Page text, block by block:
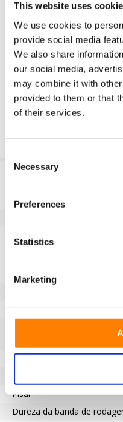
This website uses
We use cookies to
provide social media
We also share
our social media,
may combine it with
provided to them or that
of their services.
Selection
Necessary
Preferences
Statistics
Marketing
Estimated time:2
serviço de urgência).
Deixe-nos saber!
Peça parte OE
Download PDF
Informação do produto
SKU
Especificações
marcante
Capacidade de carga (kg)
Comprimento do cubo
Pisar
Dureza da banda de